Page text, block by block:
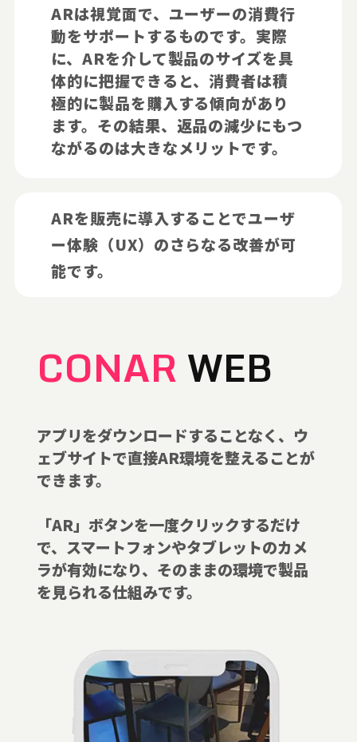
ARは視覚面で、ユーザーの消費行
動をサポートするものです。実際
に、ARを介して製品のサイズを具
体的に把握できると、消費者は積
極的に製品を購入する傾向があり
ます。その結果、返品の減少にもつ
ながるのは大きなメリットです。
ARを販売に導入することでユーザ
ー体験（UX）のさらなる改善が可
能です。
アプリをダウンロードすることなく、ウ
ェブサイトで直接AR環境を整えることが
できます。
「AR」ボタンを一度クリックするだけ
で、スマートフォンやタブレットのカメ
ラが有効になり、そのままの環境で製品
を見られる仕組みです。
CONARWEB